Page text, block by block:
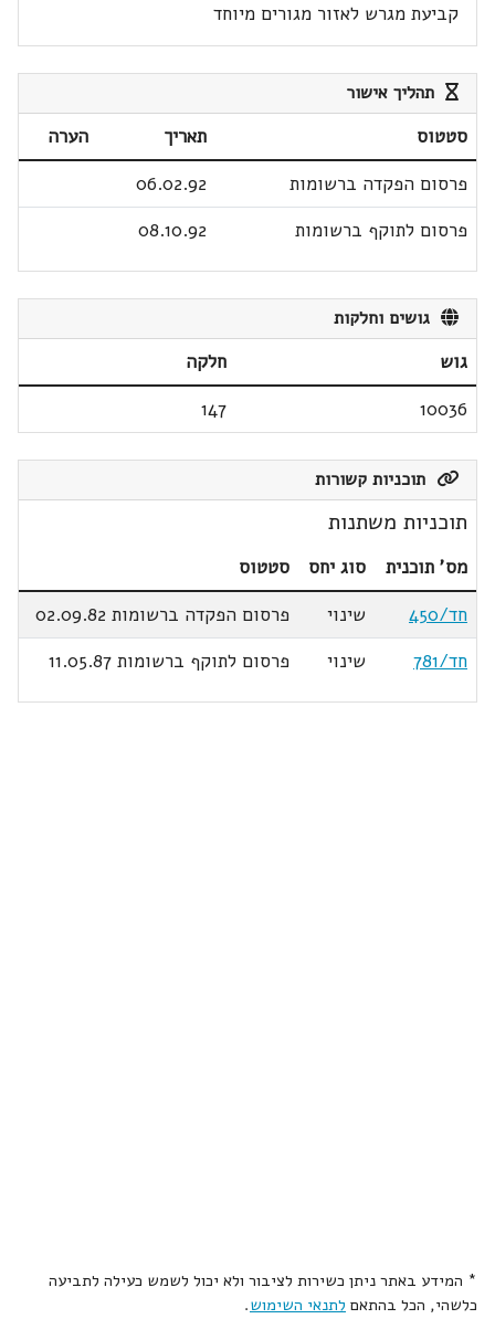
קביעת מגרש לאזור מגורים מיוחד
תהליך אישור
סטטוס תאריך
הערה
פרסום הפקדה ברשומות
06.02.92
פרסום לתוקף ברשומות
08.10.92
גושים וחלקות
גוש
חלקה
10036
147
תוכניות קשורות
תוכניות משתנות
מס' תוכנית סוג יחס
סטטוס
חד/450
שינוי
פרסום הפקדה ברשומות 02.09.82
חד/781
שינוי פרסום לתוקף ברשומות 11.05.87
* המידע באתר ניתן כשירות לציבור ולא יכול לשמש כעילה לתביעה
כלשהי, הכל בהתאם לתנאי השימוש.